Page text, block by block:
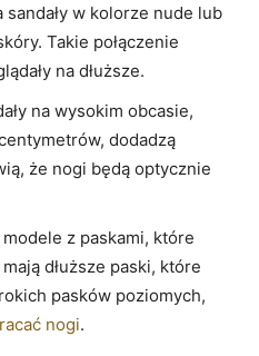
sandały w kolorze nude lub
Takie połączenie
na dłuższe.
na wysokim obcasie,
dodadzą
że nogi będą optycznie
z paskami, które
dłuższe paski, które
pasków poziomych,
nogi.